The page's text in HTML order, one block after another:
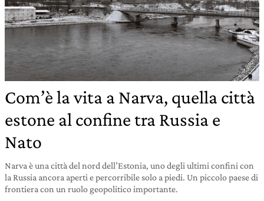
Com’è la vita a Narva, quella città
estone al confine tra Russia e
Nato
Narva è una città del nord dell’Estonia, uno degli ultimi confini con
la Russia ancora aperti e percorribile solo a piedi. Un piccolo paese di
frontiera con un ruolo geopolitico importante.